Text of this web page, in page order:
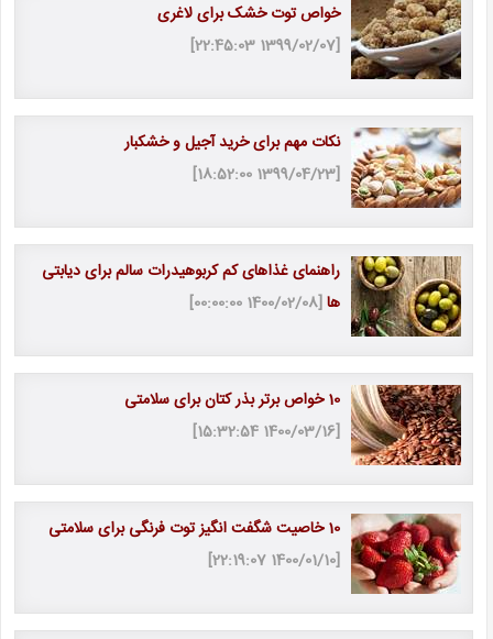
خواص توت خشک برای لاغری
[1399/02/07 22:45:03]
نکات مهم برای خرید آجیل و خشکبار
[1399/04/23 18:52:00]
راهنمای غذاهای کم کربوهیدرات سالم برای دیابتی
ها[1400/02/08 00:00:00]
10 خواص برتر بذر کتان برای سلامتی
[1400/03/16 15:32:54]
10 خاصیت شگفت انگیز توت فرنگی برای سلامتی
[1400/01/10 22:19:07]